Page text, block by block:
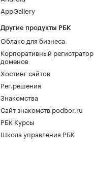
AppGallery
Другие продукты РБК
Облако для бизнеса
Корпоративный регистратор
доменов
Хостинг сайтов
Рег.решения
Знакомства
Сайт знакомств podbor.ru
РБК Курсы
Школа управления РБК